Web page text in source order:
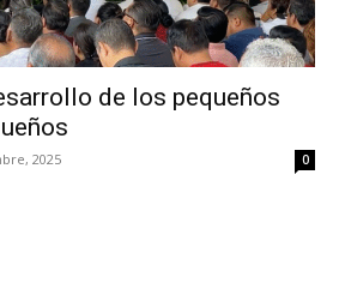
de los pequeños
2025 0